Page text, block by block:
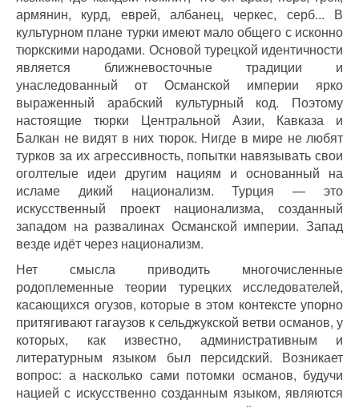
армянин, курд, еврей, албанец, черкес, серб... В
культурном плане турки имеют мало общего с исконно
тюркскими народами. Основой турецкой идентичности
является ближневосточные традиции и
унаследованный от Османской империи ярко
выраженный арабский культурный код. Поэтому
настоящие тюрки Центральной Азии, Кавказа и
Балкан не видят в них тюрок. Нигде в мире не любят
турков за их агрессивность, попытки навязывать свои
оголтелые идеи другим нациям и основанный на
исламе дикий национализм.Турция — это
искусственный проект национализма, созданный
западом на развалинах Османской империи. Запад
везде идёт через национализм.
Нет смысла приводить многочисленные
родоплеменные теории турецких исследователей,
касающихся огузов, которые в этом контексте упорно
притягивают гагаузов к сельджукской ветви османов, у
которых, как известно, административным и
литературным языком был персидский. Возникает
вопрос: а насколько сами потомки османов, будучи
нацией с искусственно созданным языком, являются